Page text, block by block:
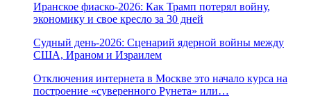
Иранское фиаско-2026: Как Трамп потерял войну,
экономику и свое кресло за 30 дней
Судный день-2026: Сценарий ядерной войны между
США, Ираном и Израилем
Отключения интернета в Москве это начало курса на
построение «суверенного Рунета» или…